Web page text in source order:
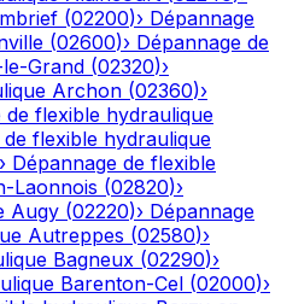
(02200)› Dépannage
(02600)› Dépannage de
Grand (02320)›
Archon (02360)›
de flexible hydraulique
de flexible hydraulique
› Dépannage de flexible
Laonnois (02820)›
Augy (02220)› Dépannage
Autreppes (02580)›
Bagneux (02290)›
Barenton-Cel (02000)›